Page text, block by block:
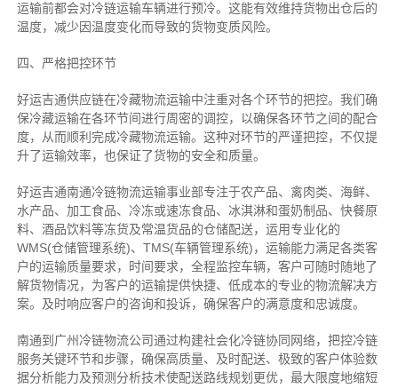
运输前都会对冷链运输车辆进行预冷。这能有效维持货物出仓后的
温度，减少因温度变化而导致的货物变质风险。
四、严格把控环节
好运吉通供应链在冷藏物流运输中注重对各个环节的把控。我们确
保冷藏运输在各环节间进行周密的调控，以确保各环节之间的配合
度，从而顺利完成冷藏物流运输。这种对环节的严谨把控，不仅提
升了运输效率，也保证了货物的安全和质量。
好运吉通南通冷链物流运输事业部专注于农产品、禽肉类、海鲜、
水产品、加工食品、冷冻或速冻食品、冰淇淋和蛋奶制品、快餐原
料、酒品饮料等冻货及常温货品的仓储配送，运用专业化的
WMS(仓储管理系统)、TMS(车辆管理系统)，运输能力满足各类客
户的运输质量要求，时间要求，全程监控车辆，客户可随时随地了
解货物情况，为客户的运输提供快捷、低成本的专业的物流解决方
案。及时响应客户的咨询和投诉，确保客户的满意度和忠诚度。
南通到广州冷链物流公司通过构建社会化冷链协同网络，把控冷链
服务关键环节和步骤，确保高质量、及时配送、极致的客户体验数
据分析能力及预测分析技术使配送路线规划更优，最大限度地缩短